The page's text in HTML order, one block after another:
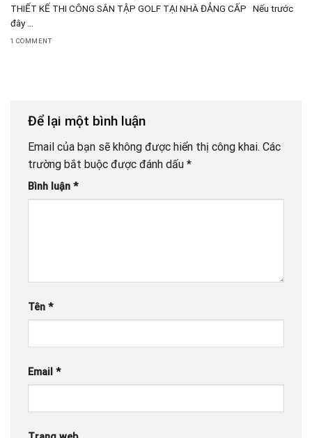
THIẾT KẾ THI CÔNG SÂN TẬP GOLF TẠI NHÀ ĐẲNG CẤP Nếu trước
đây ...
1 COMMENT
Để lại một bình luận
Email của bạn sẽ không được hiển thị công khai. Các
trường bắt buộc được đánh dấu *
Bình luận *
Tên *
Email *